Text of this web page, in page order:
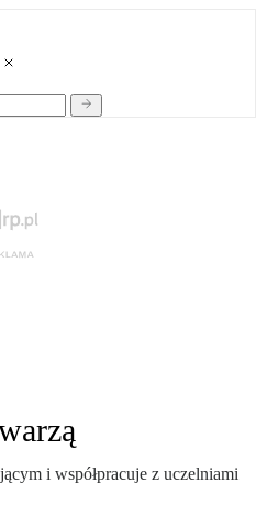
i współpracuje z uczelniami